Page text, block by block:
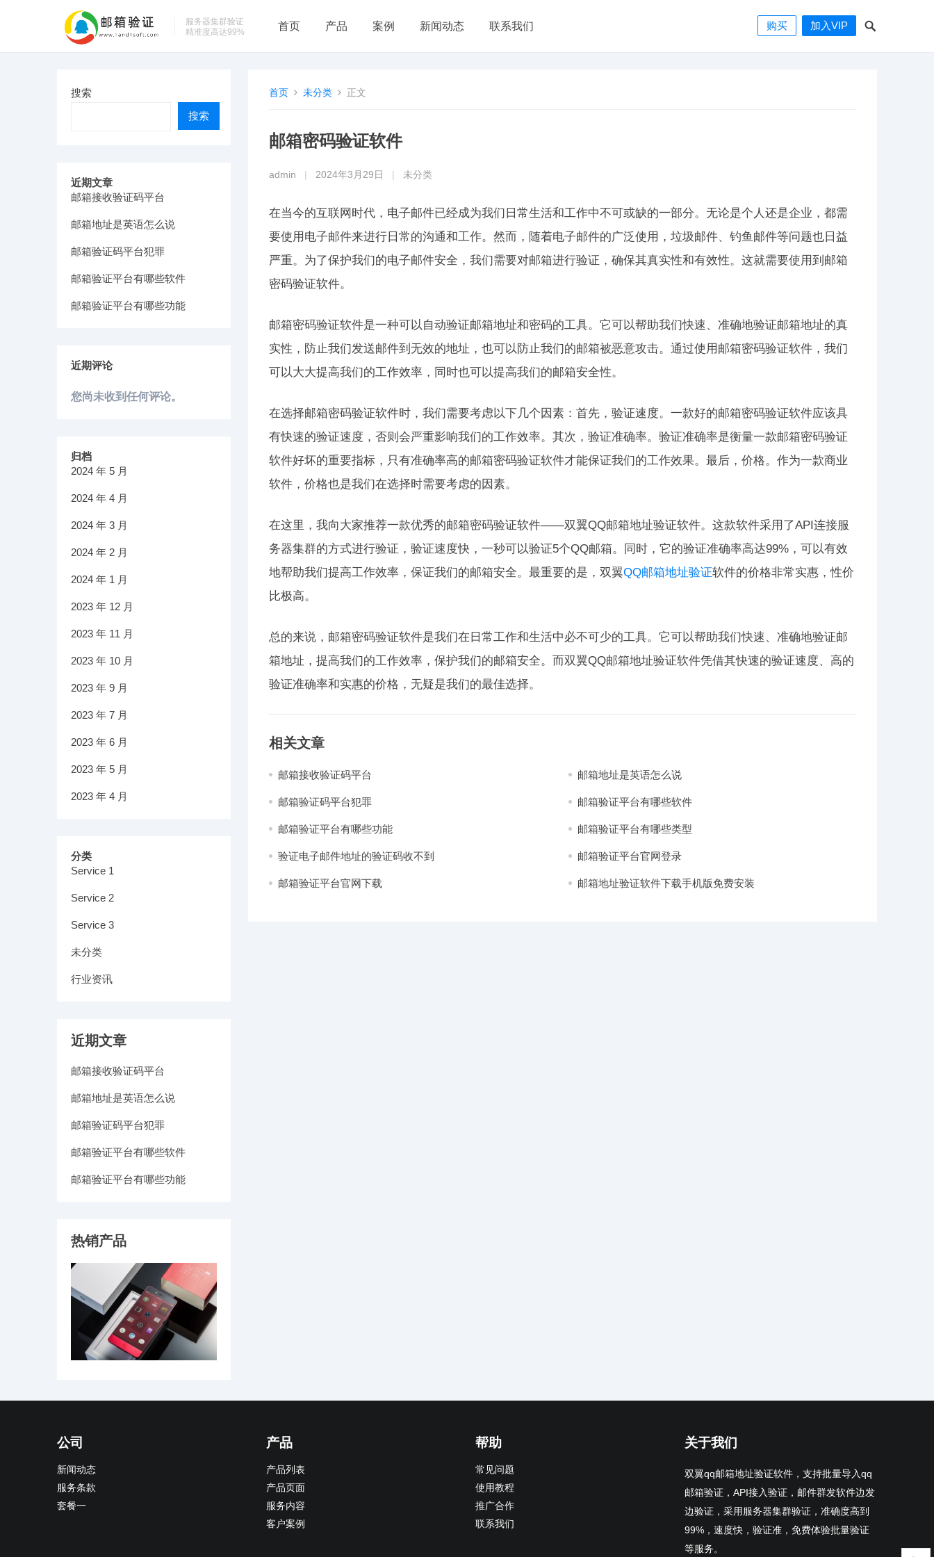
服务器集群验证
精准度高达99%
首页 产品 案例 新闻动态 联系我们 购买 加入VIP
首页 未分类 正文
邮箱密码验证软件
admin 2024年3月29日 未分类
在当今的互联网时代，电子邮件已经成为我们日常生活和工作中不可或缺的一部分。无论是个人还是企业，都需
要使用电子邮件来进行日常的沟通和工作。然而，随着电子邮件的广泛使用，垃圾邮件、钓鱼邮件等问题也日益
严重。为了保护我们的电子邮件安全，我们需要对邮箱进行验证，确保其真实性和有效性。这就需要使用到邮箱
密码验证软件。
邮箱密码验证软件是一种可以自动验证邮箱地址和密码的工具。它可以帮助我们快速、准确地验证邮箱地址的真
实性，防止我们发送邮件到无效的地址，也可以防止我们的邮箱被恶意攻击。通过使用邮箱密码验证软件，我们
可以大大提高我们的工作效率，同时也可以提高我们的邮箱安全性。
在选择邮箱密码验证软件时，我们需要考虑以下几个因素：首先，验证速度。一款好的邮箱密码验证软件应该具
有快速的验证速度，否则会严重影响我们的工作效率。其次，验证准确率。验证准确率是衡量一款邮箱密码验证
软件好坏的重要指标，只有准确率高的邮箱密码验证软件才能保证我们的工作效果。最后，价格。作为一款商业
软件，价格也是我们在选择时需要考虑的因素。
在这里，我向大家推荐一款优秀的邮箱密码验证软件——双翼QQ邮箱地址验证软件。这款软件采用了API连接服
务器集群的方式进行验证，验证速度快，一秒可以验证5个QQ邮箱。同时，它的验证准确率高达99%，可以有效
地帮助我们提高工作效率，保证我们的邮箱安全。最重要的是，双翼QQ邮箱地址验证软件的价格非常实惠，性价
比极高。
总的来说，邮箱密码验证软件是我们在日常工作和生活中必不可少的工具。它可以帮助我们快速、准确地验证邮
箱地址，提高我们的工作效率，保护我们的邮箱安全。而双翼QQ邮箱地址验证软件凭借其快速的验证速度、高的
验证准确率和实惠的价格，无疑是我们的最佳选择。
相关文章
邮箱接收验证码平台 邮箱地址是英语怎么说
邮箱验证码平台犯罪 邮箱验证平台有哪些软件
邮箱验证平台有哪些功能 邮箱验证平台有哪些类型
验证电子邮件地址的验证码收不到 邮箱验证平台官网登录
邮箱验证平台官网下载 邮箱地址验证软件下载手机版免费安装
搜索
搜索
近期文章
邮箱接收验证码平台
邮箱地址是英语怎么说
邮箱验证码平台犯罪
邮箱验证平台有哪些软件
邮箱验证平台有哪些功能
近期评论
您尚未收到任何评论。
归档
2024 年 5 月
2024 年 4 月
2024 年 3 月
2024 年 2 月
2024 年 1 月
2023 年 12 月
2023 年 11 月
2023 年 10 月
2023 年 9 月
2023 年 7 月
2023 年 6 月
2023 年 5 月
2023 年 4 月
分类
Service 1
Service 2
Service 3
未分类
行业资讯
近期文章
邮箱接收验证码平台
邮箱地址是英语怎么说
邮箱验证码平台犯罪
邮箱验证平台有哪些软件
邮箱验证平台有哪些功能
热销产品
公司
新闻动态
服务条款
套餐一
产品
产品列表
产品页面
服务内容
客户案例
帮助
常见问题
使用教程
推广合作
联系我们
关于我们
双翼qq邮箱地址验证软件，支持批量导入qq
邮箱验证，API接入验证，邮件群发软件边发
边验证，采用服务器集群验证，准确度高到
99%，速度快，验证准，免费体验批量验证
等服务。